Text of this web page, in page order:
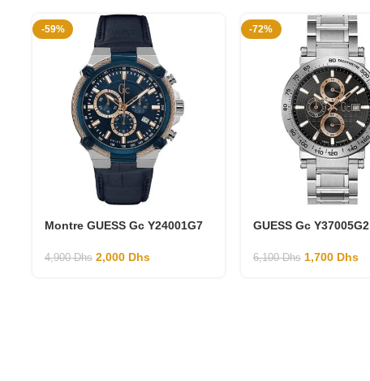
-59%
Montre GUESS Gc Y24001G7
4,900Dhs 2,000 Dhs
-72%
GUESS Gc Y37005G2
6,100Dhs 1,700 Dhs